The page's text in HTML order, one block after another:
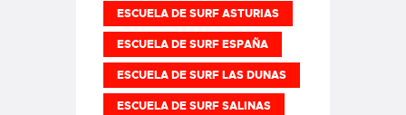
ESCUELA DE SURF ASTURIAS
ESCUELA DE SURF ESPAÑA
ESCUELA DE SURF LAS DUNAS
ESCUELA DE SURF SALINAS